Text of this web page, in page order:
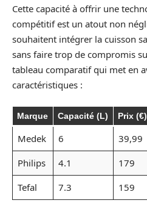
Cette capacité à offrir une
compétitif est un atout non
souhaitent intégrer la cuisson
sans faire trop de compromis
tableau comparatif qui met en
caractéristiques :
Marque Capacité (L) Prix (€)
Medek 6 39,99
Philips
4.1 179
Tefal
7.3 159